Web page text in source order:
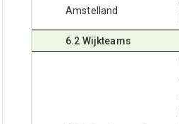
Amstelland
6.2 Wijkteams